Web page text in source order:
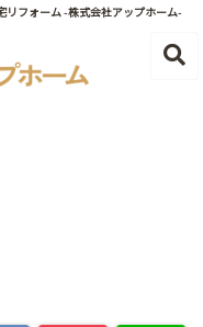
リフォーム -株式会社アップホーム-